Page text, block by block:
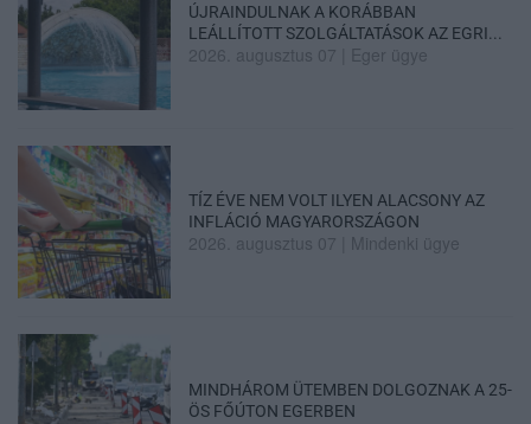
ÚJRAINDULNAK A KORÁBBAN
LEÁLLÍTOTT SZOLGÁLTATÁSOK AZ EGRI...
2026. augusztus 07 Eger ügye
TÍZ ÉVE NEM VOLT ILYEN ALACSONY AZ
INFLÁCIÓ MAGYARORSZÁGON
2026. augusztus 07 Mindenki ügye
MINDHÁROM ÜTEMBEN DOLGOZNAK A 25-
ÖS FŐÚTON EGERBEN